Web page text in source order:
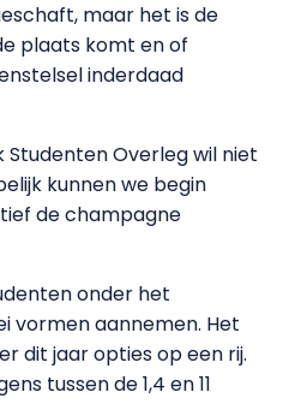
maar het is de
plaats komt en of
inderdaad
Overleg wil niet
kunnen we begin
de champagne
onder het
vormen aannemen. Het
dit jaar opties op een rij.
tussen de 1,4 en 11